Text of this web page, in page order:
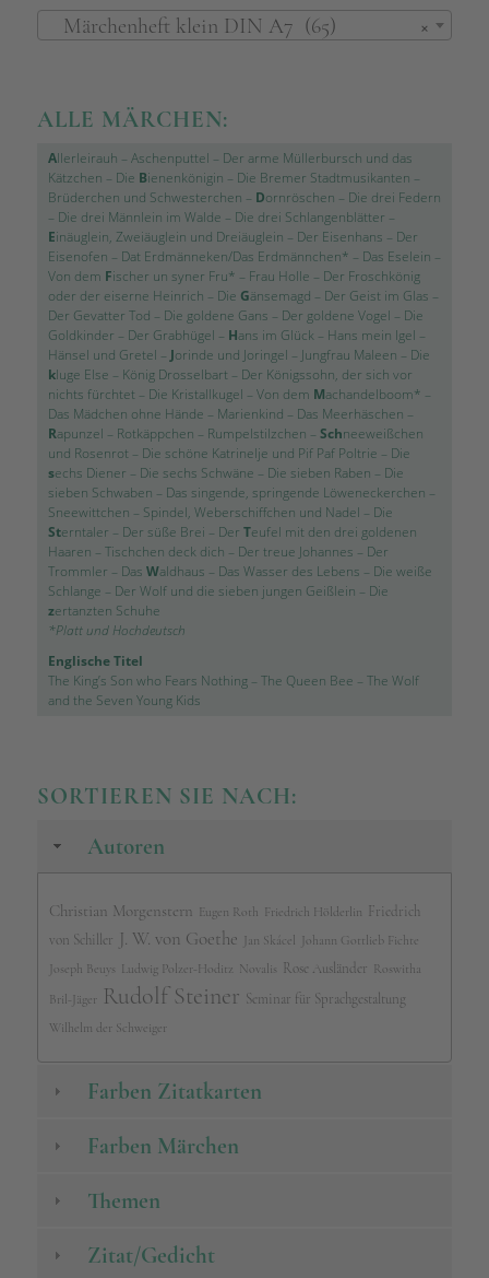
×
Märchenheft klein DIN A7 (65)
ALLE MÄRCHEN:
Allerleirauh – Aschenputtel – Der arme Müllerbursch und das
Kätzchen – Die Bienenkönigin – Die Bremer Stadtmusikanten –
Brüderchen und Schwesterchen – Dornröschen – Die drei Federn
– Die drei Männlein im Walde – Die drei Schlangenblätter –
Einäuglein, Zweiäuglein und Dreiäuglein – Der Eisenhans – Der
Eisenofen – Dat Erdmänneken/Das Erdmännchen* – Das Eselein –
Von dem Fischer un syner Fru* – Frau Holle – Der Froschkönig
oder der eiserne Heinrich – Die Gänsemagd – Der Geist im Glas –
Der Gevatter Tod – Die goldene Gans – Der goldene Vogel – Die
Goldkinder – Der Grabhügel – Hans im Glück– Hans mein Igel –
Hänsel und Gretel – Jorinde und Joringel – Jungfrau Maleen – Die
kluge Else – König Drosselbart – Der Königssohn, der sich vor
nichts fürchtet – Die Kristallkugel – Von dem Machandelboom* –
Das Mädchen ohne Hände – Marienkind – Das Meerhäschen –
Rapunzel – Rotkäppchen – Rumpelstilzchen – Schneeweißchen
und Rosenrot – Die schöne Katrinelje und Pif Paf Poltrie – Die
sechs Diener – Die sechs Schwäne – Die sieben Raben – Die
sieben Schwaben – Das singende, springende Löweneckerchen –
Sneewittchen – Spindel, Weberschiffchen und Nadel – Die
Sterntaler – Der süße Brei – Der Teufel mit den drei goldenen
Haaren – Tischchen deck dich – Der treue Johannes – Der
Trommler – Das Waldhaus – Das Wasser des Lebens – Die weiße
Schlange – Der Wolf und die sieben jungen Geißlein – Die
zertanzten Schuhe
*Platt und Hochdeutsch
Englische Titel
The King’s Son who Fears Nothing– The Queen Bee – The Wolf
and the Seven Young Kids
SORTIEREN SIE NACH:
Autoren
Christian Morgenstern Eugen Roth Friedrich Hölderlin Friedrich
von Schiller J. W. von Goethe Jan Skácel
Johann Gottlieb Fichte
Joseph Beuys Ludwig Polzer-Hoditz Novalis Rose Ausländer Roswitha
Bril-Jäger Rudolf Steiner Seminar für Sprachgestaltung
Wilhelm der Schweiger
Farben Zitatkarten
Farben Märchen
Themen
Zitat/Gedicht